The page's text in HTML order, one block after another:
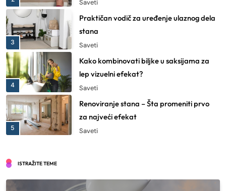
Saveti
3
Praktičan vodič za uređenje ulaznog dela
stana
Saveti
4
Kako kombinovati biljke u saksijama za
lep vizuelni efekat?
Saveti
5
Renoviranje stana – Šta promeniti prvo
za najveći efekat
Saveti
ISTRAŽITE TEME